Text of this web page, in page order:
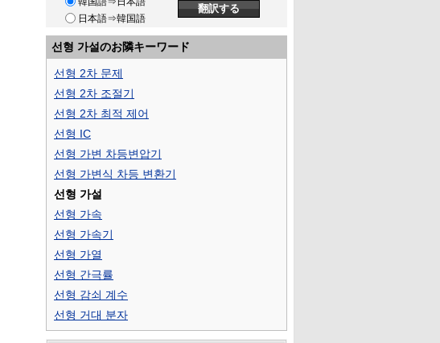
日本語⇒韓国語
선형 가설のお隣キーワード
선형 2차 문제
선형 2차 조절기
선형 2차 최적 제어
선형 IC
선형 가변 차등변압기
선형 가변식 차등 변환기
선형 가설
선형 가속
선형 가속기
선형 가열
선형 간극률
선형 감쇠 계수
선형 거대 분자